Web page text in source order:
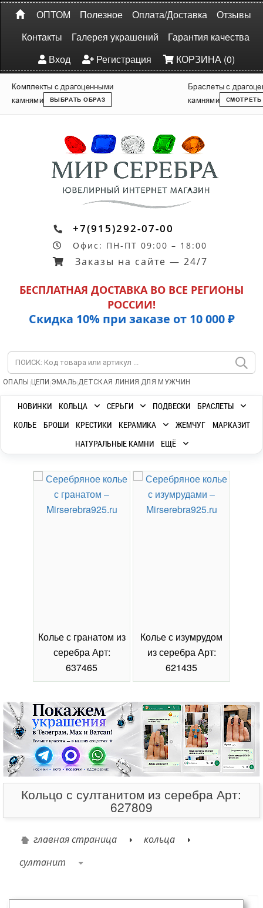
ОПТОМ Полезное Оплата/Доставка
Отзывы
Контакты
Галерея украшений
Гарантия качества
Вход
Регистрация КОРЗИНА (0)
Комплекты с драгоценными
камнями
ВЫБРАТЬ ОБРАЗ
Браслеты с
камнями
СМОТРЕТЬ
+7(915)292-07-00
Офис: ПН-ПТ 09:00 – 18:00
Заказы на сайте — 24/7
БЕСПЛАТНАЯ ДОСТАВКА ВО ВСЕ РЕГИОНЫ
РОССИИ!
Скидка 10% при заказе от 10 000 ₽
ОПАЛЫ | ЦЕПИ |ЭМАЛЬ|ДЕТСКАЯ ЛИНИЯ |ДЛЯ МУЖЧИН
НОВИНКИ КОЛЬЦА СЕРЬГИ ПОДВЕСКИ
БРАСЛЕТЫ
КОЛЬЕ
БРОШИ КРЕСТИКИ КЕРАМИКА ЖЕМЧУГ
МАРКАЗИТ
НАТУРАЛЬНЫЕ КАМНИ
ЕЩЁ
Колье с гранатом из
серебра Арт:
637465
Колье с изумрудом
из серебра Арт:
621435
Кольцо с султанитом из серебра Арт:
627809
главная страница
кольца
султанит